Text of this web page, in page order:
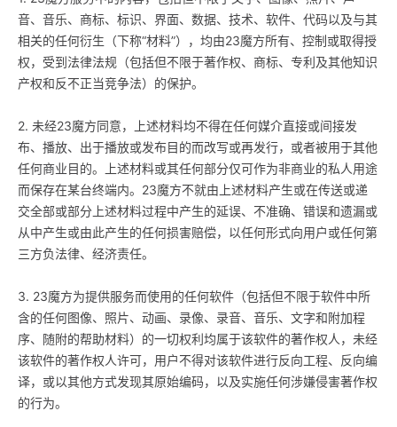
音、音乐、商标、标识、界面、数据、技术、软件、代码以及与其
相关的任何衍生（下称“材料”），均由23魔方所有、控制或取得授
权，受到法律法规（包括但不限于著作权、商标、专利及其他知识
产权和反不正当竞争法）的保护。
2. 未经23魔方同意，上述材料均不得在任何媒介直接或间接发
布、播放、出于播放或发布目的而改写或再发行，或者被用于其他
任何商业目的。上述材料或其任何部分仅可作为非商业的私人用途
而保存在某台终端内。23魔方不就由上述材料产生或在传送或递
交全部或部分上述材料过程中产生的延误、不准确、错误和遗漏或
从中产生或由此产生的任何损害赔偿，以任何形式向用户或任何第
三方负法律、经济责任。
3. 23魔方为提供服务而使用的任何软件（包括但不限于软件中所
含的任何图像、照片、动画、录像、录音、音乐、文字和附加程
序、随附的帮助材料）的一切权利均属于该软件的著作权人，未经
该软件的著作权人许可，用户不得对该软件进行反向工程、反向编
译，或以其他方式发现其原始编码，以及实施任何涉嫌侵害著作权
的行为。